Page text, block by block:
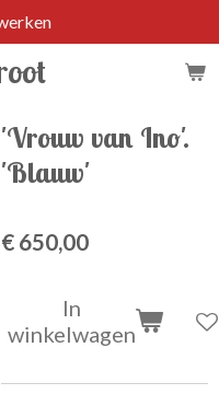
'Vrouw van Ino'.
'Blauw'
€ 650,00
In
winkelwagen